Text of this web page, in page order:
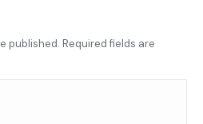
published. Required fields are